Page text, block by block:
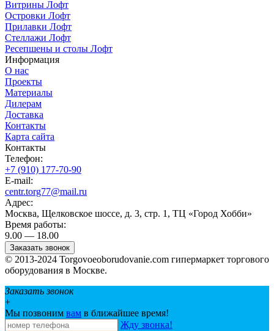
Витрины Лофт
Островки Лофт
Прилавки Лофт
Стеллажи Лофт
Ресепшены и столы Лофт
Информация
О нас
Проекты
Материалы
Дилерам
Доставка
Контакты
Карта сайта
Контакты
Телефон:
+7 (910) 177-70-90
E-mail:
centr.torg77@mail.ru
Адрес:
Москва, Щелковское шоссе, д. 3, стр. 1, ТЦ «Город Хобби»
Время работы:
9.00 — 18.00
Заказать звонок
© 2013-2024 Torgovoeoborudovanie.com гипермаркет торгового
оборудования в Москве.
Заказать звонок
+
Мы позвоним вам в ближайшее время!
Жду звонка!